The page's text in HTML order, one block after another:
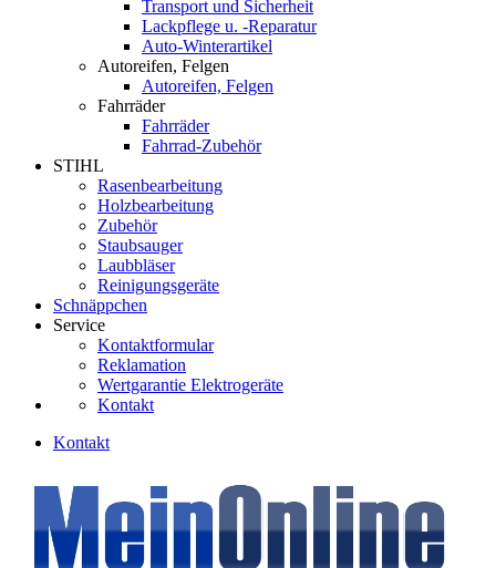
Transport und Sicherheit
Lackpflege u. -Reparatur
Auto-Winterartikel
Autoreifen, Felgen
Autoreifen, Felgen
Fahrräder
Fahrräder
Fahrrad-Zubehör
STIHL
Rasenbearbeitung
Holzbearbeitung
Zubehör
Staubsauger
Laubbläser
Reinigungsgeräte
Schnäppchen
Service
Kontaktformular
Reklamation
Wertgarantie Elektrogeräte
Kontakt
Kontakt